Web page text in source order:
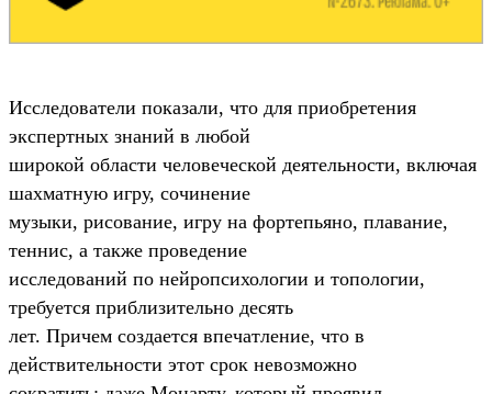
Исследователи показали, что для приобретения
экспертных знаний в любой
широкой области человеческой деятельности, включая
шахматную игру, сочинение
музыки, рисование, игру на фортепьяно, плавание,
теннис, а также проведение
исследований по нейропсихологии и топологии,
требуется приблизительно десять
лет. Причем создается впечатление, что в
действительности этот срок невозможно